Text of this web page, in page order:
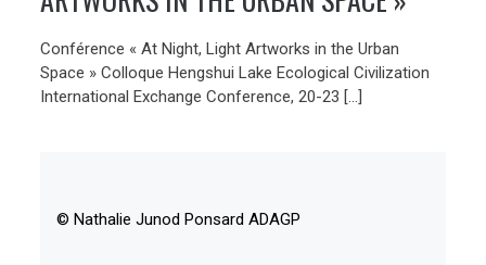
Conférence « At Night, Light Artworks in the Urban
Space » Colloque Hengshui Lake Ecological Civilization
International Exchange Conference, 20-23 […]
© Nathalie Junod Ponsard ADAGP